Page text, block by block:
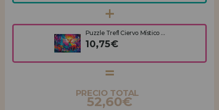
Puzzle Trefl Ciervo Místico ...
10,75€
PRECIO TOTAL
52,60€